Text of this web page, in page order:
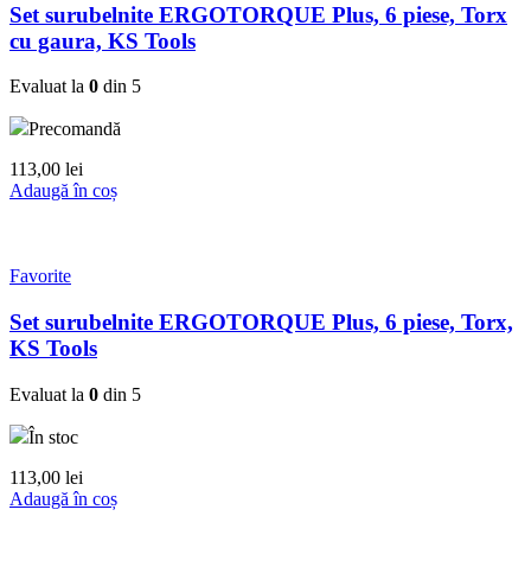
Set surubelnite ERGOTORQUE Plus, 6 piese, Torx
cu gaura, KS Tools
Evaluat la 0 din 5
Precomandă
113,00 lei
Adaugă în coș
Favorite
Set surubelnite ERGOTORQUE Plus, 6 piese, Torx,
KS Tools
Evaluat la 0 din 5
În stoc
113,00 lei
Adaugă în coș